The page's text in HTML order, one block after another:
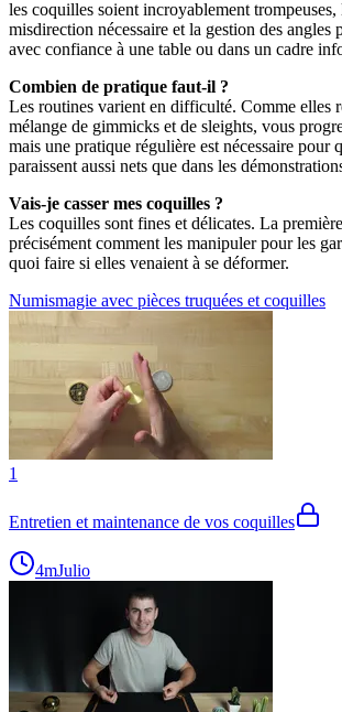
les coquilles soient incroyablement
misdirection nécessaire et la gestion des angles
avec confiance à une table ou dans un cadre
Combien de pratique faut-il ?
Les routines varient en difficulté. Comme elles
mélange de gimmicks et de sleights, vous
mais une pratique régulière est nécessaire pour
paraissent aussi nets que dans les
Vais-je casser mes coquilles ?
Les coquilles sont fines et délicates. La
précisément comment les manipuler pour les
quoi faire si elles venaient à se déformer.
Numismagie avec pièces truquées et coquilles
1
Entretien et maintenance de vos coquilles
4mJulio